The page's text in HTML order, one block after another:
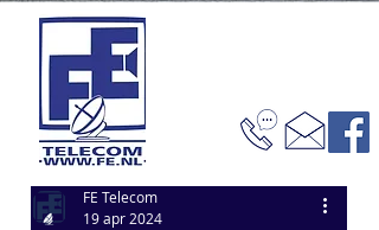
FE Telecom
19 apr 2024